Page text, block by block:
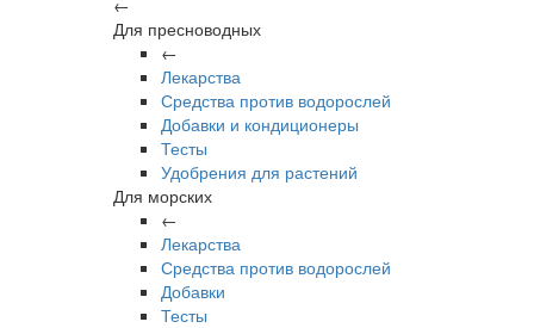
←
Для пресноводных
←
Лекарства
Средства против водорослей
Добавки и кондиционеры
Тесты
Удобрения для растений
Для морских
←
Лекарства
Средства против водорослей
Добавки
Тесты